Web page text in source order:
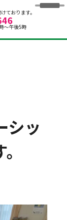
かつら
ております。
～午後5時
シッ